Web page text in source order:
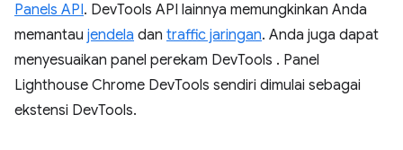
Panels API. DevTools API lainnya memungkinkan Anda
memantau jendela dan traffic jaringan. Anda juga dapat
menyesuaikan panel perekam DevTools . Panel
Lighthouse Chrome DevTools sendiri dimulai sebagai
ekstensi DevTools.